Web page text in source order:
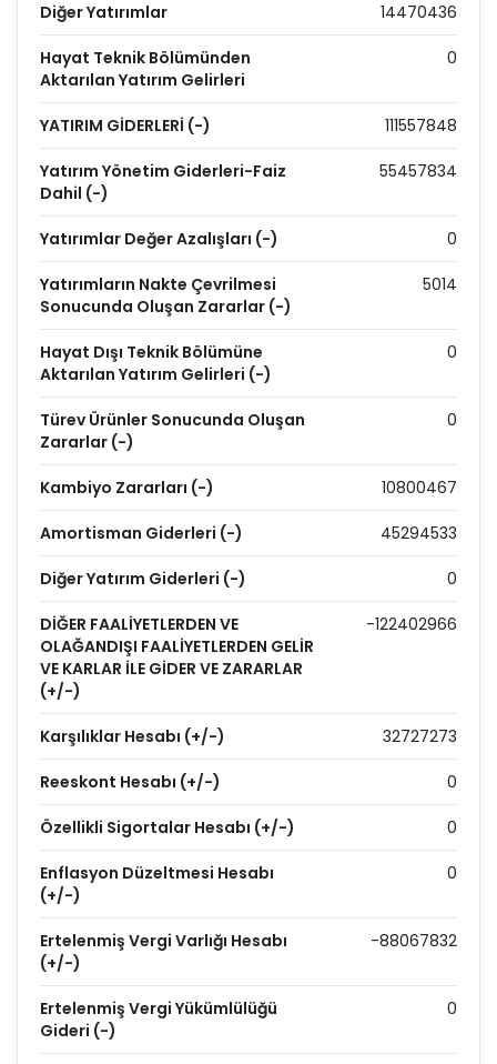
Diğer Yatırımlar 14470436
Hayat Teknik Bölümünden
Aktarılan Yatırım Gelirleri
0
YATIRIM GİDERLERİ (-) 111557848
Yatırım Yönetim Giderleri-Faiz
Dahil (-)
55457834
Yatırımlar Değer Azalışları (-) 0
Yatırımların Nakte Çevrilmesi
Sonucunda Oluşan Zararlar (-)
5014
Hayat Dışı Teknik Bölümüne
Aktarılan Yatırım Gelirleri (-)
0
Türev Ürünler Sonucunda Oluşan
Zararlar (-)
0
Kambiyo Zararları (-) 10800467
Amortisman Giderleri (-) 45294533
Diğer Yatırım Giderleri (-) 0
DİĞER FAALİYETLERDEN VE
OLAĞANDIŞI FAALİYETLERDEN GELİR
VE KARLAR İLE GİDER VE ZARARLAR
(+/-)
-122402966
Karşılıklar Hesabı (+/-) 32727273
Reeskont Hesabı (+/-) 0
Özellikli Sigortalar Hesabı (+/-) 0
Enflasyon Düzeltmesi Hesabı
(+/-)
0
Ertelenmiş Vergi Varlığı Hesabı
(+/-)
-88067832
Ertelenmiş Vergi Yükümlülüğü
Gideri (-)
0